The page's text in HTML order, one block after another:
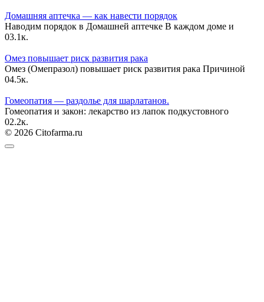
Домашняя аптечка — как навести порядок
Наводим порядок в Домашней аптечке В каждом доме и
03.1к.
Омез повышает риск развития рака
Омез (Омепразол) повышает риск развития рака Причиной
04.5к.
Гомеопатия — раздолье для шарлатанов.
Гомеопатия и закон: лекарство из лапок подкустовного
02.2к.
© 2026 Citofarma.ru